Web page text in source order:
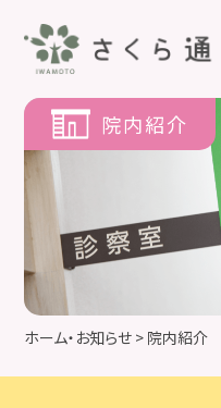
院内紹介
ホーム・お知らせ > 院内紹介